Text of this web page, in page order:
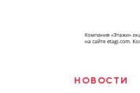
НОВОСТИ